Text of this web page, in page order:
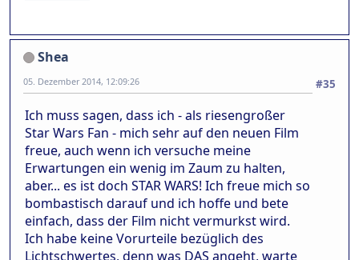
Shea
#35
05. Dezember 2014, 12:09:26
Ich muss sagen, dass ich - als riesengroßer
Star Wars Fan - mich sehr auf den neuen Film
freue, auch wenn ich versuche meine
Erwartungen ein wenig im Zaum zu halten,
aber... es ist doch STAR WARS! Ich freue mich so
bombastisch darauf und ich hoffe und bete
einfach, dass der Film nicht vermurkst wird.
Ich habe keine Vorurteile bezüglich des
Lichtschwertes, denn was DAS angeht, warte